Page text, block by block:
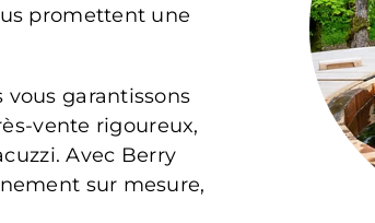
promettent une
vous garantissons
vente rigoureux,
Avec Berry
sur mesure,